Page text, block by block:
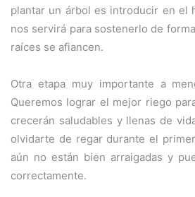
plantar un árbol es introducir en el
nos servirá para sostenerlo de
raíces se afiancen.
Otra etapa muy importante a
Queremos lograr el mejor riego
crecerán saludables y llenas de
olvidarte de regar durante el
aún no están bien arraigadas y
correctamente.